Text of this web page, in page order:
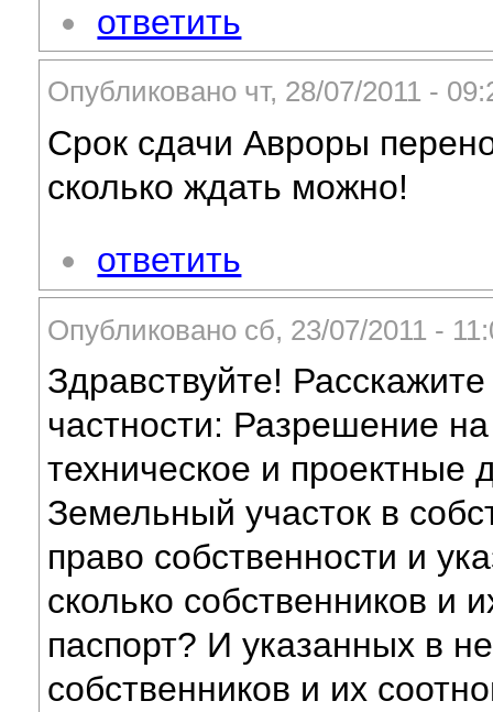
ответить
Опубликовано чт, 28/07/2011 -
Срок сдачи Авроры
сколько ждать можно!
ответить
Опубликовано сб, 23/07/2011 -
Здравствуйте!
частности: Разрешение
техническое и проектные
Земельный участок в
право собственности и
сколько собственников и
паспорт? И указанных в
собственников и их